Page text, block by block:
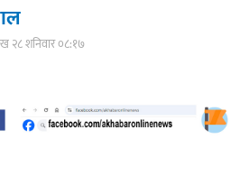
२८ शनिवार ०८:१७